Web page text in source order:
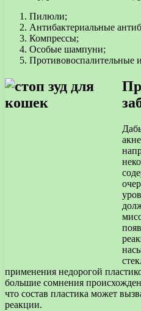
Пилюли;
Антибактериальные
Компрессы;
Особые шампуни;
Противовоспалительные
применения недорогой
большие сомнения
что состав пластика может
реакции.